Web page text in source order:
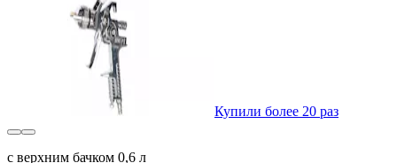
Купили более 20 раз
с верхним бачком 0,6 л